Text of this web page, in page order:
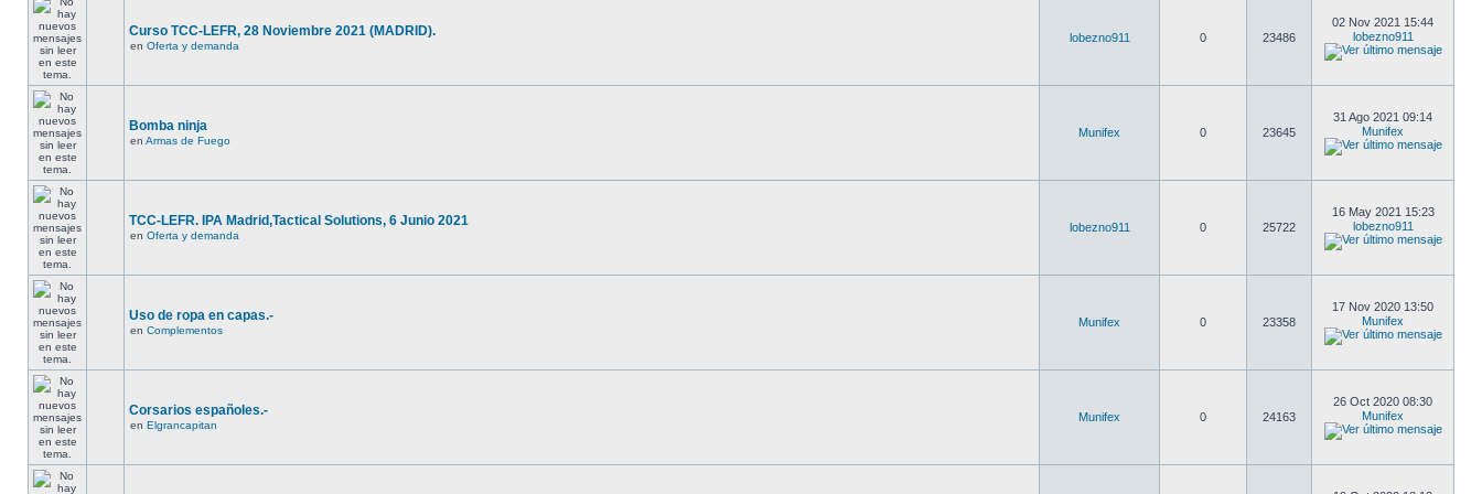
Curso TCC-LEFR, 28 Noviembre 2021 (MADRID).
en Oferta y demanda
lobezno911 0 23486
02 Nov 2021 15:44
lobezno911
Bomba ninja
en Armas de Fuego
Munifex 0 23645
31 Ago 2021 09:14
Munifex
TCC-LEFR. IPA Madrid,Tactical Solutions, 6 Junio 2021
en Oferta y demanda
lobezno911 0 25722
16 May 2021 15:23
lobezno911
Uso de ropa en capas.-
en Complementos
Munifex 0 23358
17 Nov 2020 13:50
Munifex
Corsarios españoles.-
en Elgrancapitan
Munifex 0 24163
26 Oct 2020 08:30
Munifex